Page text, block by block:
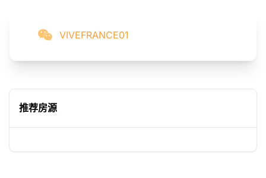
VIVEFRANCE01
推荐房源